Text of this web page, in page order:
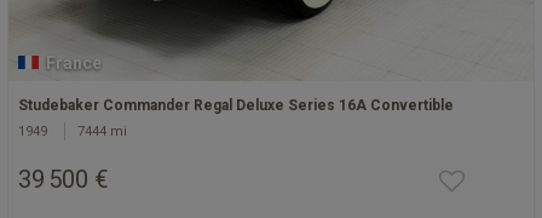
France
Studebaker Commander Regal Deluxe Series 16A Convertible
1949 7444 mi
39 500 €